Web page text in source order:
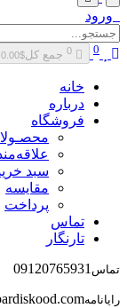
ورود
0
0 جمع کل$0.00
خانه
درباره
فروشگاه
سبد
مقایسه
پرداخت
تماس
تارنگار
تماس 09120765931
رایانامه